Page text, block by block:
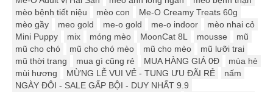
mèo bệnh tiết niệu
mèo con
Me-O Creamy Treats 60g
mèo gầy
meo gold me-o gold me-o indoor
mèo nhai cỏ
Mini Puppy
mix móng mèo MoonCat 8L mousse
mũ
mũ cho chó
mũ cho chó mèo mũ cho mèo
mũ lưỡi trai
mũ thời trang
mua gì cũng rẻ MUA HÀNG GIÁ 0Đ
mùa hè
mùi hương
MỪNG LỄ VUI VẺ - TUNG ƯU ĐÃI RẺ
nấm
NGÀY ĐÔI - SALE GẤP BỘI - DUY NHẤT 9.9